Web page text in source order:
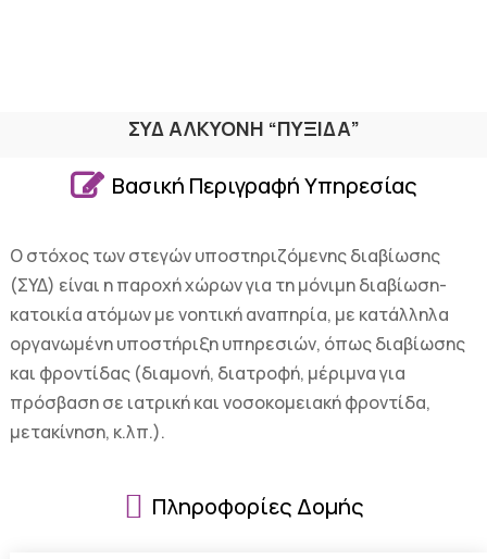
ΣΥΔ ΑΛΚΥΟΝΗ “ΠΥΞΙΔΑ”
 Βασική Περιγραφή Υπηρεσίας
Ο στόχος των στεγών υποστηριζόμενης διαβίωσης
(ΣΥΔ) είναι η παροχή χώρων για τη μόνιμη διαβίωση-
κατοικία ατόμων με νοητική αναπηρία, με κατάλληλα
οργανωμένη υποστήριξη υπηρεσιών, όπως διαβίωσης
και φροντίδας (διαμονή, διατροφή, μέριμνα για
πρόσβαση σε ιατρική και νοσοκομειακή φροντίδα,
μετακίνηση, κ.λπ.).
 Πληροφορίες Δομής